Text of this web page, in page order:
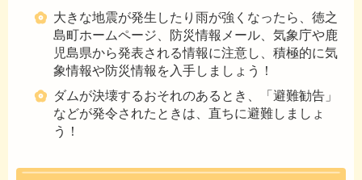
大きな地震が発生したり雨が強くなったら、徳之
島町ホームページ、防災情報メール、気象庁や鹿
児島県から発表される情報に注意し、積極的に気
象情報や防災情報を入手しましょう！
ダムが決壊するおそれのあるとき、「避難勧告」
などが発令されたときは、直ちに避難しましょ
う！